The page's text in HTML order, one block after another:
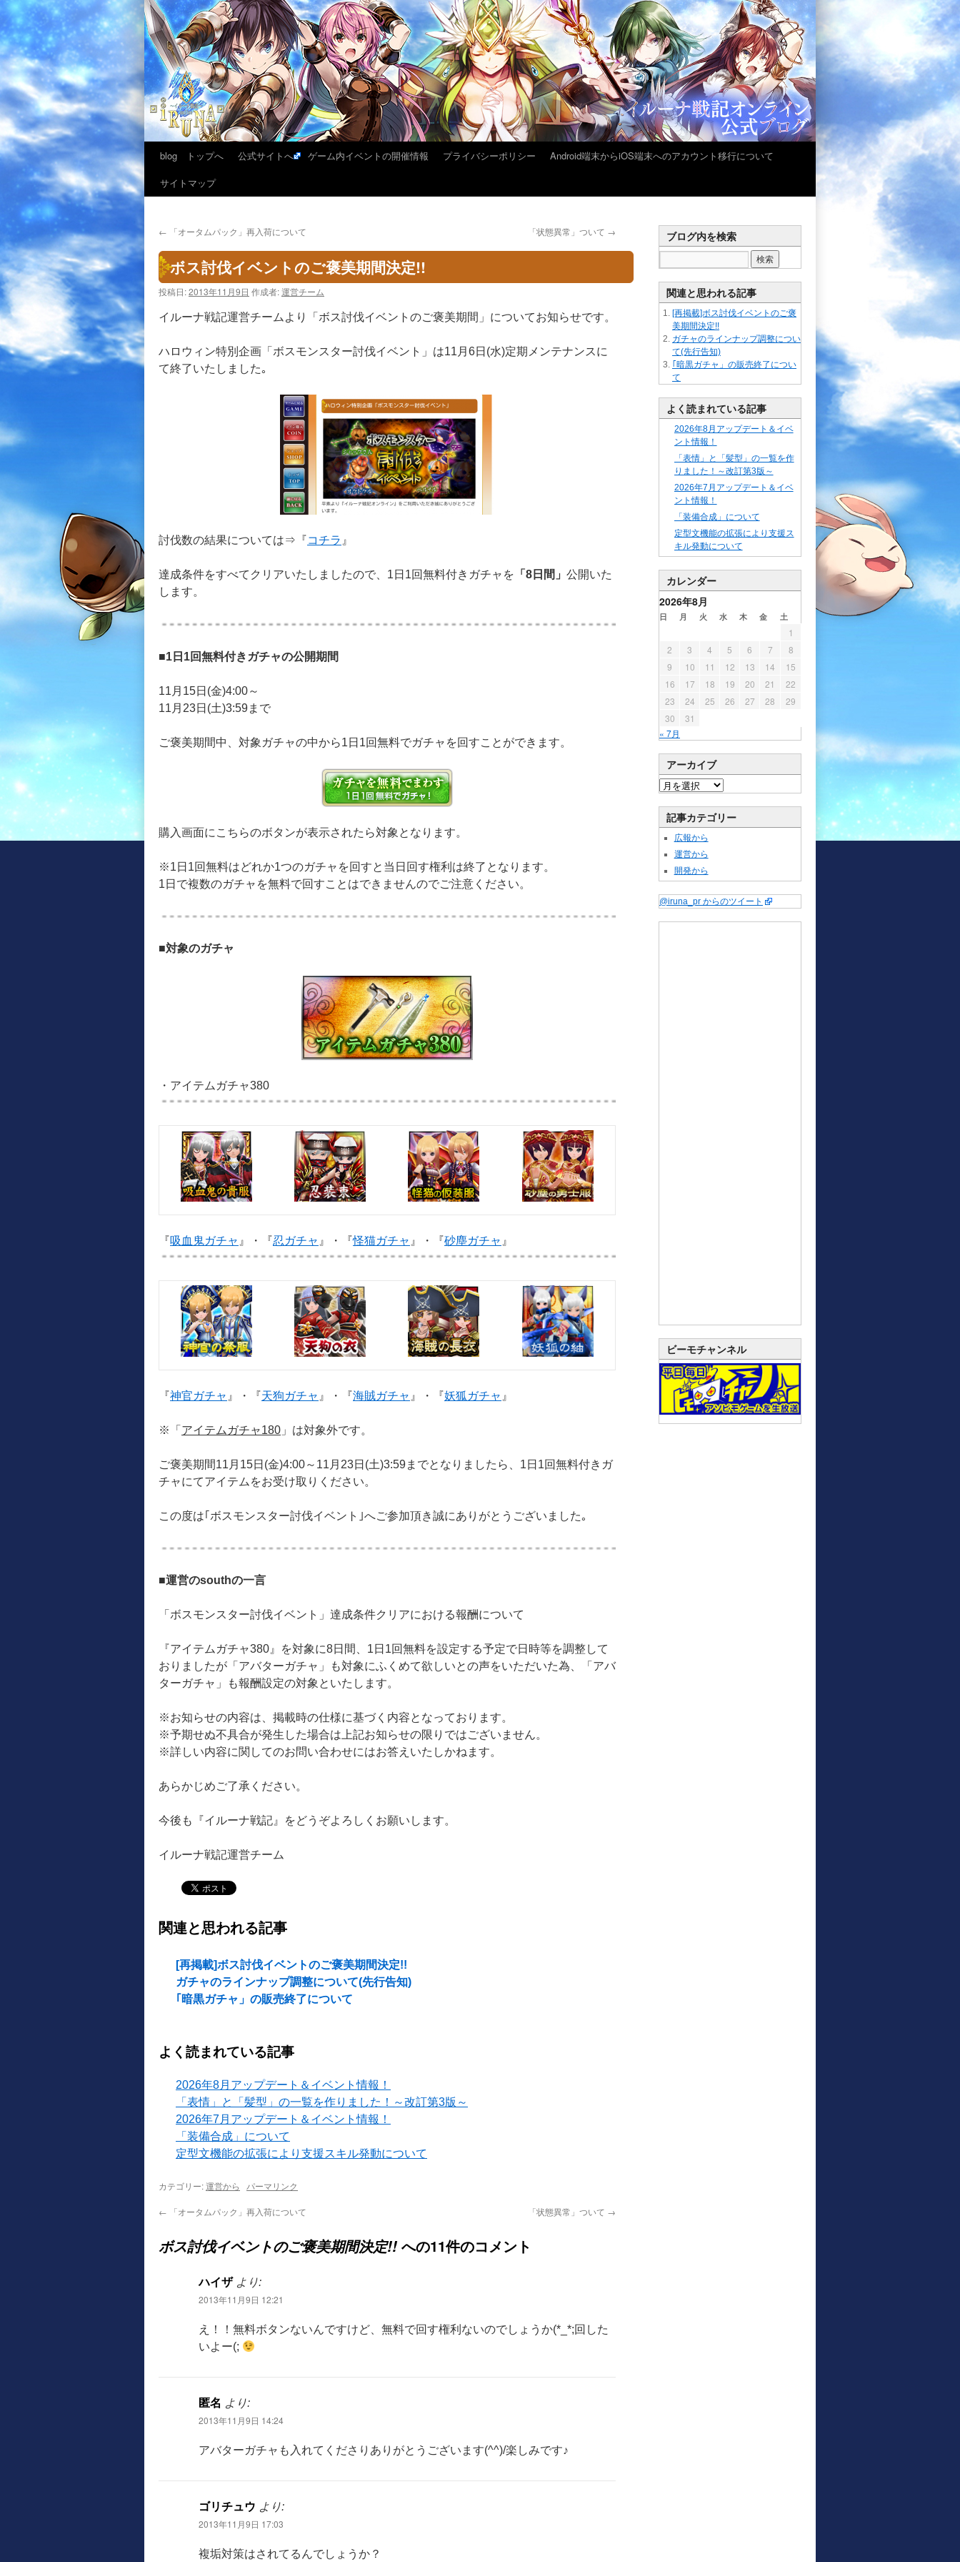
blog トップへ 公式サイトへ ゲーム内イベントの開催情報 プライバシーポリシー
Android端末からiOS端末へのアカウント移行について
サイトマップ
← 「オータムパック」再入荷について 「状態異常」ついて →
ボス討伐イベントのご褒美期間決定!!
投稿日:2013年11月9日 作成者:運営チーム
イルーナ戦記運営チームより「ボス討伐イベントのご褒美期間」についてお知らせです。
ハロウィン特別企画「ボスモンスター討伐イベント」は11月6日(水)定期メンテナンスに
て終了いたしました｡
討伐数の結果については⇒『コチラ 』
達成条件をすべてクリアいたしましたので、1日1回無料付きガチャを 「8日間」 公開いた
します。
■1日1回無料付きガチャの公開期間
11月15日(金)4:00～
11月23日(土)3:59まで
ご褒美期間中、対象ガチャの中から1日1回無料でガチャを回すことができます。
購入画面にこちらのボタンが表示されたら対象となります。
※1日1回無料はどれか1つのガチャを回すと当日回す権利は終了となります。
1日で複数のガチャを無料で回すことはできませんのでご注意ください。
■対象のガチャ
・アイテムガチャ380
『吸血鬼ガチャ 』・『忍ガチャ 』・『怪猫ガチャ 』・『砂塵ガチャ 』
『神官ガチャ 』・『天狗ガチャ 』・『海賊ガチャ 』・『妖狐ガチャ 』
※「 アイテムガチャ180 」は対象外です。
ご褒美期間11月15日(金)4:00～11月23日(土)3:59までとなりましたら、1日1回無料付きガ
チャにてアイテムをお受け取りください。
この度は｢ボスモンスター討伐イベント｣へご参加頂き誠にありがとうございました｡
■運営のsouthの一言
「ボスモンスター討伐イベント」達成条件クリアにおける報酬について
『アイテムガチャ380』を対象に8日間、1日1回無料を設定する予定で日時等を調整して
おりましたが「アバターガチャ」も対象にふくめて欲しいとの声をいただいた為、「アバ
ターガチャ」も報酬設定の対象といたします。
※お知らせの内容は、掲載時の仕様に基づく内容となっております。
※予期せぬ不具合が発生した場合は上記お知らせの限りではございません。
※詳しい内容に関してのお問い合わせにはお答えいたしかねます。
あらかじめご了承ください。
今後も『イルーナ戦記』をどうぞよろしくお願いします。
イルーナ戦記運営チーム
関連と思われる記事
[再掲載]ボス討伐イベントのご褒美期間決定!!
ガチャのラインナップ調整について(先行告知)
｢暗黒ガチャ」の販売終了について
よく読まれている記事
2026年8月アップデート＆イベント情報！
「表情」と「髪型」の一覧を作りました！～改訂第3版～
2026年7月アップデート＆イベント情報！
「装備合成」について
定型文機能の拡張により支援スキル発動について
カテゴリー:運営から パーマリンク
← 「オータムパック」再入荷について 「状態異常」ついて →
ボス討伐イベントのご褒美期間決定!! への11件のコメント
ハイザ より:
2013年11月9日 12:21
え！！無料ボタンないんですけど、無料で回す権利ないのでしょうか(*_*;回した
いよー(;
匿名 より:
2013年11月9日 14:24
アバターガチャも入れてくださりありがとうございます(^^)/楽しみです♪
ゴリチュウ より:
2013年11月9日 17:03
複垢対策はされてるんでしょうか？
ブログ内を検索
関連と思われる記事
[再掲載]ボス討伐イベントのご褒
美期間決定!!
ガチャのラインナップ調整につい
て(先行告知)
｢暗黒ガチャ」の販売終了につい
て
よく読まれている記事
2026年8月アップデート＆イベ
ント情報！
「表情」と「髪型」の一覧を作
りました！～改訂第3版～
2026年7月アップデート＆イベ
ント情報！
「装備合成」について
定型文機能の拡張により支援ス
キル発動について
カレンダー
2026年8月
日 月 火 水 木 金 土
« 7月
1
2
3 4 5 6 7
8
9
10 11 12 13 14
15
16
17 18 19 20 21
22
23
24 25 26 27 28
29
30
31
アーカイブ
記事カテゴリー
広報から
運営から
開発から
@iruna_pr からのツイート
ビーモチャンネル